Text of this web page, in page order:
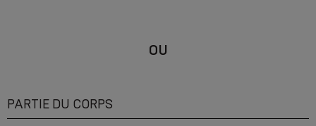
OU
PARTIE DU CORPS